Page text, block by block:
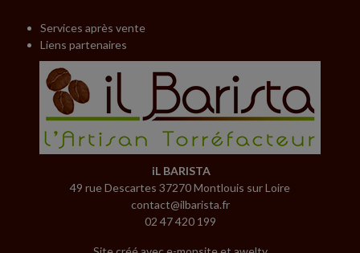
Services après vente
Liens partenaires
iL BARISTA
49 rue Descartes 37270 Montlouis sur Loire
contact@ilbarista.fr
02 47 420 199